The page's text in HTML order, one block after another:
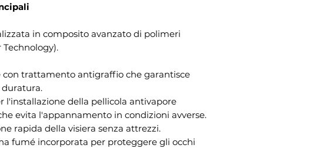
in composito avanzato di polimeri
con trattamento antigraffio che garantisce
l'installazione della pellicola antivapore
evita l'appannamento in condizioni avverse.
rapida della visiera senza attrezzi.
fumé incorporata per proteggere gli occhi